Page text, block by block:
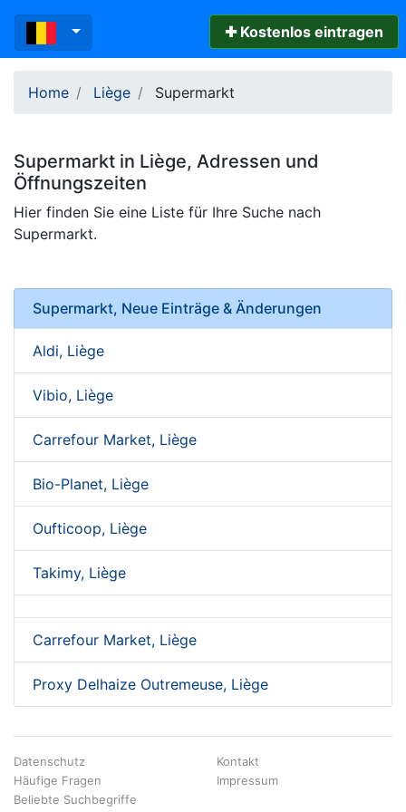
✚ Kostenlos eintragen
Home Liège Supermarkt
Supermarkt in Liège, Adressen und
Öffnungszeiten
Hier finden Sie eine Liste für Ihre Suche nach
Supermarkt.
Supermarkt, Neue Einträge & Änderungen
Aldi, Liège
Vibio, Liège
Carrefour Market, Liège
Bio-Planet, Liège
Oufticoop, Liège
Takimy, Liège
Carrefour Market, Liège
Proxy Delhaize Outremeuse, Liège
Datenschutz
Häufige Fragen
Beliebte Suchbegriffe
Kontakt
Impressum